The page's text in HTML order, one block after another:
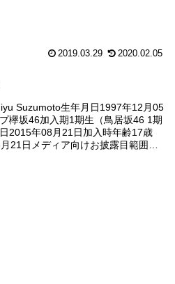
2019.03.29 2020.02.05
Suzumoto生年月日1997年12月05
欅坂46加入期1期生（鳥居坂46 1期
2015年08月21日加入時年齢17歳
21日メディア向けお披露目範囲最